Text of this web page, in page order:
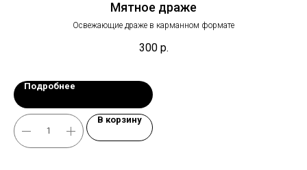
Мятное драже
Освежающие драже в карманном формате
300 р.
Подробнее
В корзину